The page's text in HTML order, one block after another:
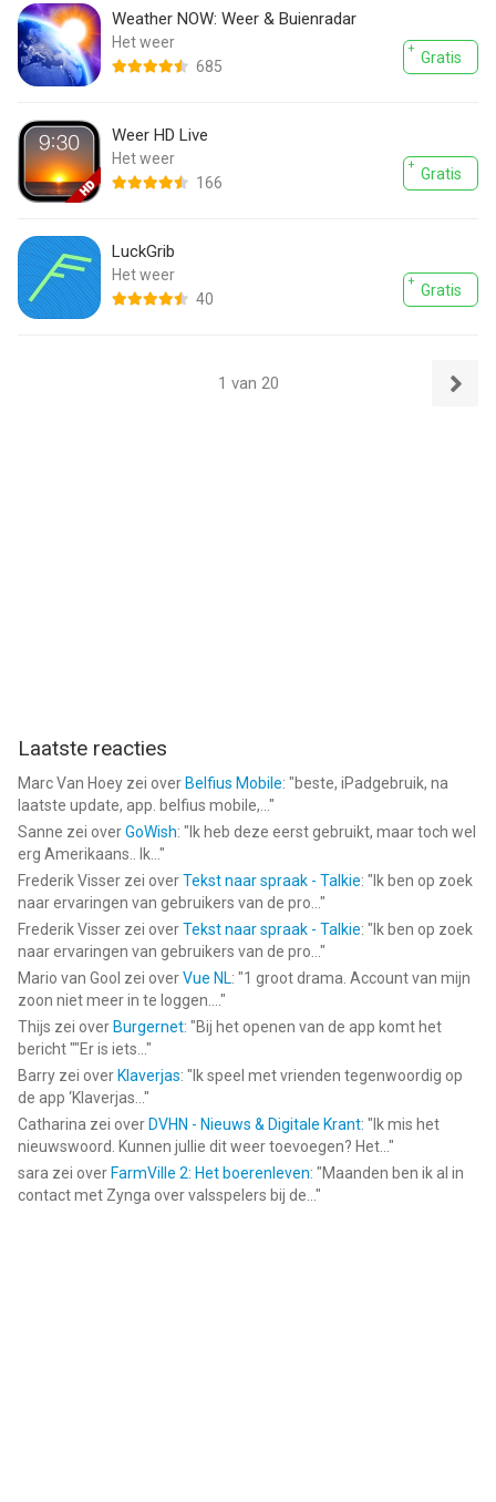
Weather NOW: Weer & Buienradar
685
Het weer
Gratis
Weer HD Live
166
Het weer
Gratis
LuckGrib
40
Het weer
Gratis
1 van 20
Laatste reacties
Marc Van Hoey zei over Belfius Mobile: "beste, iPadgebruik, na
laatste update, app. belfius mobile,... "
Sanne zei overGoWish: " Ik heb deze eerst gebruikt, maar toch wel
erg Amerikaans.. Ik... "
Frederik Visser zei overTekst naar spraak - Talkie: " Ik ben op zoek
naar ervaringen van gebruikers van de pro... "
Frederik Visser zei overTekst naar spraak - Talkie: " Ik ben op zoek
naar ervaringen van gebruikers van de pro... "
Mario van Gool zei overVue NL: "1 groot drama. Account van mijn
zoon niet meer in te loggen.... "
Thijs zei over Burgernet: "Bij het openen van de app komt het
bericht ""Er is iets... "
Barry zei over Klaverjas: " Ik speel met vrienden tegenwoordig op
de app ‘Klaverjas... "
Catharina zei over DVHN - Nieuws & Digitale Krant: " Ik mis het
nieuwswoord. Kunnen jullie dit weer toevoegen? Het... "
sara zei over FarmVille 2: Het boerenleven: "Maanden ben ik al in
contact met Zynga over valsspelers bij de... "